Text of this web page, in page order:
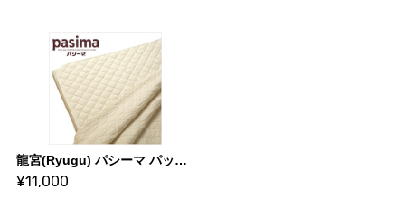
龍宮(Ryugu) パシーマ パットシーツ サイズ／シングル(約)110×210cm
¥11,000